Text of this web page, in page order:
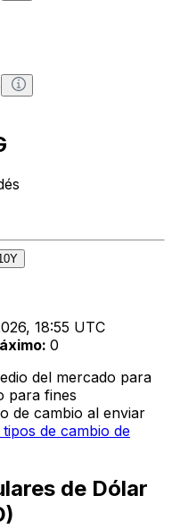
18:55 UTC
: 0
del mercado para
para fines
de cambio al enviar
de cambio de
de Dólar